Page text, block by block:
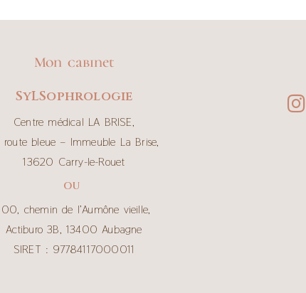
Mon cabinet
SyLSophrologie
Centre médical LA BRISE,
route bleue – Immeuble La Brise,
13620 Carry-le-Rouet
OU
chemin de l’Aumône vieille,
Actiburo 3B, 13400 Aubagne
SIRET : 97784117000011